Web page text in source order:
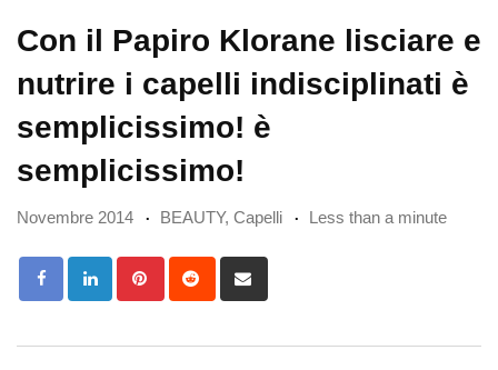
Con il Papiro Klorane lisciare e
nutrire i capelli indisciplinati è
semplicissimo! è
semplicissimo!
Novembre 2014 BEAUTY, Capelli Less than a minute
PinterestReddit
via